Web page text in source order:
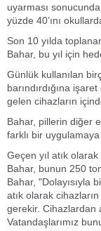
uyarması
yüzde 40’ını
Son 10 yılda
Bahar, bu yıl için
Günlük kullanılan
barındırdığına
gelen cihazların
Bahar, pillerin diğer
farklı bir
Geçen yıl atık
Bahar, bunun 250
Bahar, "Dolayısıyla
atık olarak
gerekir. Cihazlardan
Vatandaşlarımız